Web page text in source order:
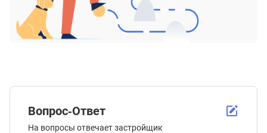
Вопрос-Ответ
На вопросы отвечает застройщик